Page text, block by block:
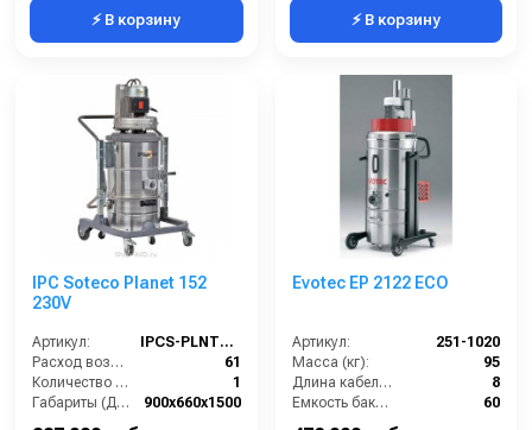
⚡ В корзину ⚡ В корзину
IPC Soteco Planet 152
230V
Артикул:
IPCS-PLNT152-230V
Расход воздуха (л/сек):
61
Количество всасывающих турбин (шт):
1
Габариты (ДхШхВ):
900х660х1500
Evotec EP 2122 ECO
Артикул:
251-1020
Масса (кг):
95
Длина кабеля (м):
8
Емкость бака для мусора (л):
60